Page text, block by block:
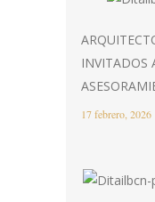
INVITADOS
17 febrero, 2026